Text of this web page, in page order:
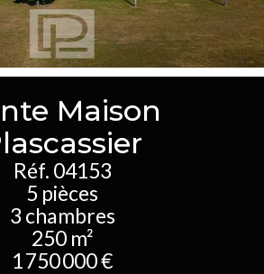
Maison
Réf. 04153
5 pièces
3 chambres
250 m²
1 750 000 €